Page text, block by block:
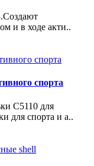
и в ходе акти..
спорта
С5110 для
для спорта и а..